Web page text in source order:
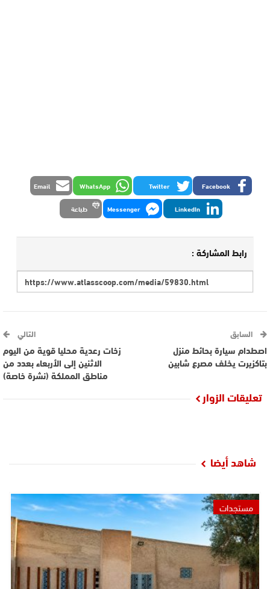
Facebook
Twitter
WhatsApp
Email
LinkedIn
Messenger طباعة
رابط المشاركة :
السابق
اصطدام سيارة بحائط منزل
بتاكزيرت يخلف مصرع شابين
التالي
زخات رعدية محليا قوية من اليوم
الاثنين إلى الأربعاء بعدد من
مناطق المملكة (نشرة خاصة)
تعليقات الزوار
شاهد أيضا
مستجدات